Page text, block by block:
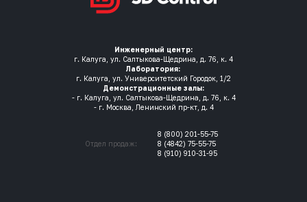
Инженерный центр:
г. Калуга, ул. Салтыкова-Щедрина, д. 76, к. 4
Лаборатория:
г. Калуга, ул. Университетский Городок, 1/2
Демонстрационные залы:
- г. Калуга, ул. Салтыкова-Щедрина, д. 76, к. 4
- г. Москва, Ленинский пр-кт, д. 4
Отдел продаж:
8 (800) 201-55-75
8 (4842) 75-55-75
8 (910) 910-31-95